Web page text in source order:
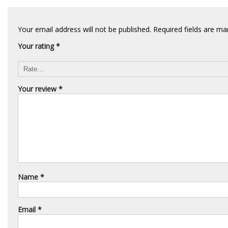
Your email address will not be published. Required fields are
Your rating*
Your review*
Name *
Email *